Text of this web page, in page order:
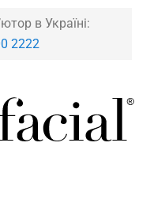
в Україні:
2222